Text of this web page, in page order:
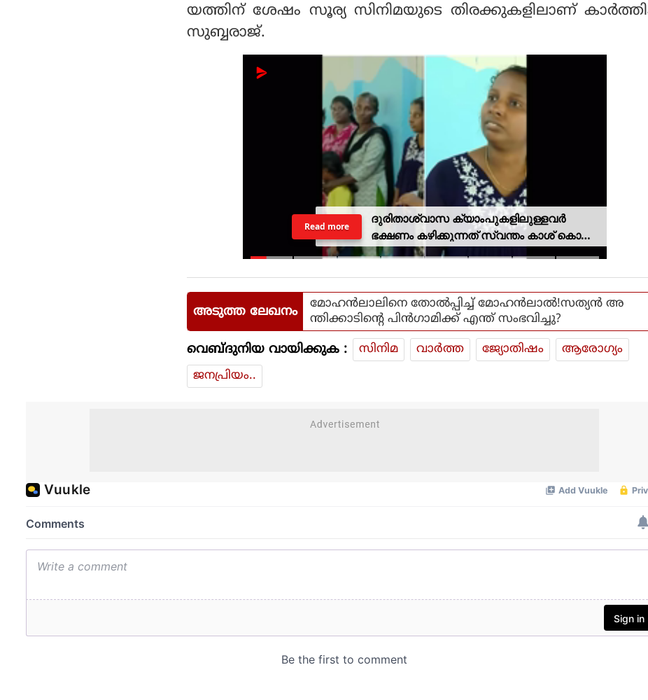
യത്തിന് ശേഷം സൂര്യ സിനിമയുടെ തിരക്കുകളിലാണ്
സുബ്ബരാജ്.
ദുരിതാശ്വാസ ക്യാംപുകളിലുള്ളവർ
ഭക്ഷണം കഴിക്കുന്നത് സ്വന്തം കാശ് കൊണ്ട്
വാങ്ങി; ദുരിതക്കയം
Read more
അടുത്ത ലേഖനം
മോഹന്‍ലാലിനെ തോല്‍പ്പിച്ച് മോഹന്‍ലാല്‍!സത്യന്‍ അ
ന്തിക്കാടിന്റെ പിന്‍ഗാമിക്ക് എന്ത് സംഭവിച്ചു?
വെബ്ദുനിയ വായിക്കുക : സിനിമ വാര്‍ത്ത ജ്യോതിഷം
ആരോഗ്യം
ജനപ്രിയം..